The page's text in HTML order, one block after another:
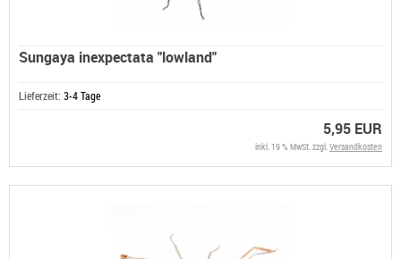
Sungaya inexpectata "lowland"
Lieferzeit: 3-4 Tage
5,95 EUR
inkl. 19 % MwSt. zzgl.Versandkosten